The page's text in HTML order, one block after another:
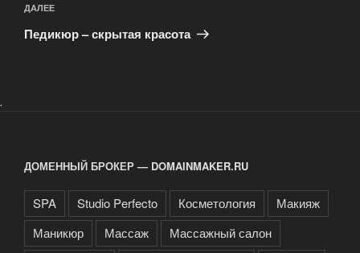
Следующая
запись
ДАЛЕЕ
Педикюр – скрытая красота
.
ДОМЕННЫЙ БРОКЕР — DOMAINMAKER.RU
SPA Studio Perfecto Косметология
Макияж
Маникюр
Массаж
Массажный салон